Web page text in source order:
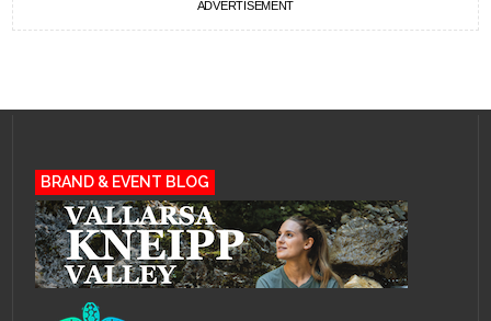
ADVERTISEMENT
BRAND & EVENT BLOG